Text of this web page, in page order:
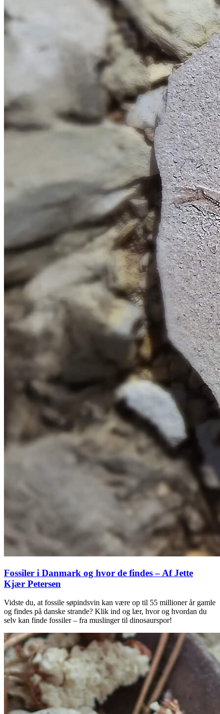
Fossiler i Danmark og hvor de findes – Af Jette
Kjær Petersen
Vidste du, at fossile søpindsvin kan være op til 55 millioner år gamle
og findes på danske strande? Klik ind og lær, hvor og hvordan du
selv kan finde fossiler – fra muslinger til dinosaurspor!